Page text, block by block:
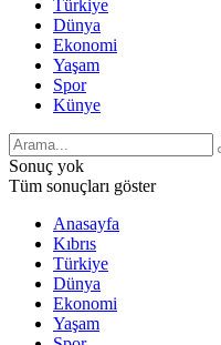
Türkiye
Dünya
Ekonomi
Yaşam
Spor
Künye
Sonuç yok
Tüm sonuçları göster
Anasayfa
Kıbrıs
Türkiye
Dünya
Ekonomi
Yaşam